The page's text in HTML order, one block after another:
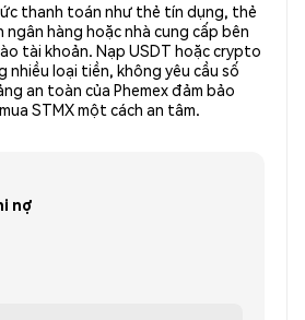
thanh toán như thẻ tín dụng, thẻ
ngân hàng hoặc nhà cung cấp bên
tài khoản. Nạp USDT hoặc crypto
loại tiền, không yêu cầu số
an toàn của Phemex đảm bảo
STMX một cách an tâm.
nợ